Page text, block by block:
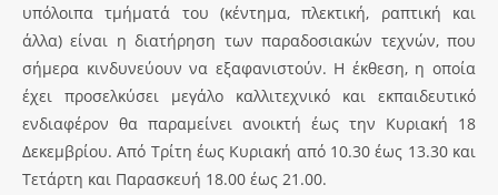
υπόλοιπα τμήματά του (κέντημα, πλεκτική, ραπτική και
άλλα) είναι η διατήρηση των παραδοσιακών τεχνών, που
σήμερα κινδυνεύουν να εξαφανιστούν. Η έκθεση, η οποία
έχει προσελκύσει μεγάλο καλλιτεχνικό και εκπαιδευτικό
ενδιαφέρον θα παραμείνει ανοικτή έως την Κυριακή 18
Δεκεμβρίου. Από Τρίτη έως Κυριακή από 10.30 έως 13.30 και
Τετάρτη και Παρασκευή 18.00 έως 21.00.